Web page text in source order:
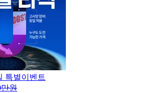
특별이벤트
만원